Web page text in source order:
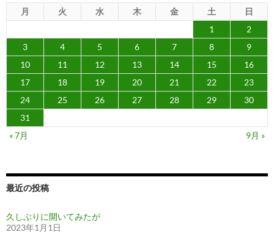
月 火 水 木 金 土
日
1
2
3
4 5 6 7 8
9
10
11 12 13 14 15
16
17
18 19 20 21 22
23
24
25 26 27 28 29
30
31
« 7月
9月 »
最近の投稿
久しぶりに開いてみたが
2023年1月1日